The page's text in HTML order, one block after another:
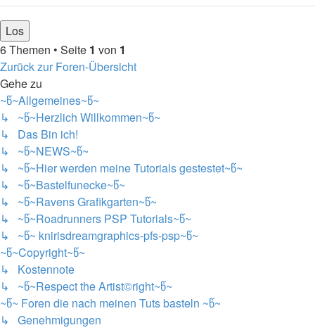
6 Themen • Seite 1 von 1
Zurück zur Foren-Übersicht
Gehe zu
~წ~Allgemeines~წ~
↳ ~წ~Herzlich Willkommen~წ~
↳ Das Bin ich!
↳ ~წ~NEWS~წ~
↳ ~წ~Hier werden meine Tutorials gestestet~წ~
↳ ~წ~Bastelfunecke~წ~
↳ ~წ~Ravens Grafikgarten~წ~
↳ ~წ~Roadrunners PSP Tutorials~წ~
↳ ~წ~ knirisdreamgraphics-pfs-psp~წ~
~წ~Copyright~წ~
↳ Kostennote
↳ ~წ~Respect the Artist©right~წ~
~წ~ Foren die nach meinen Tuts basteln ~წ~
↳ Genehmigungen